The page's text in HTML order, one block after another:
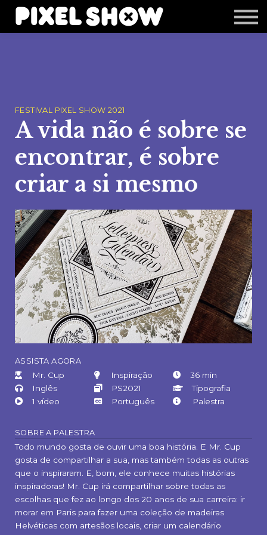
Shop
Revista Zupi
FESTIVAL PIXEL SHOW 2021
A vida não é sobre se
encontrar, é sobre
criar a si mesmo
ASSISTA AGORA
Mr. Cup Inspiração
36 min
Inglês
PS2021
Tipografia
1 vídeo
Português Palestra
SOBRE A PALESTRA
Todo mundo gosta de ouvir uma boa história. E Mr. Cup
gosta de compartilhar a sua, mas também todas as outras
que o inspiraram. E, bom, ele conhece muitas histórias
inspiradoras! Mr. Cup irá compartilhar sobre todas as
escolhas que fez ao longo dos 20 anos de sua carreira: ir
morar em Paris para fazer uma coleção de madeiras
Helvéticas com artesãos locais, criar um calendário